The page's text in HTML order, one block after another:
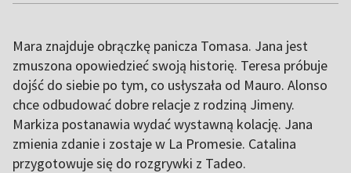
Mara znajduje obrączkę panicza Tomasa. Jana jest
zmuszona opowiedzieć swoją historię. Teresa próbuje
dojść do siebie po tym, co usłyszała od Mauro. Alonso
chce odbudować dobre relacje z rodziną Jimeny.
Markiza postanawia wydać wystawną kolację. Jana
zmienia zdanie i zostaje w La Promesie. Catalina
przygotowuje się do rozgrywki z Tadeo.